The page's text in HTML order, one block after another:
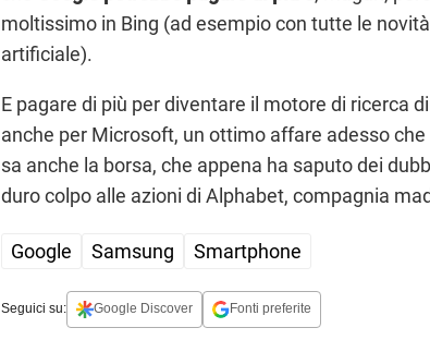
moltissimo in Bing (ad esempio con tutte le
artificiale).
E pagare di più per diventare il motore di ricerca
anche per Microsoft, un ottimo affare adesso che
sa anche la borsa, che appena ha saputo dei
duro colpo alle azioni di Alphabet, compagnia
Google Samsung Smartphone
Seguici su: Google Discover Fonti preferite